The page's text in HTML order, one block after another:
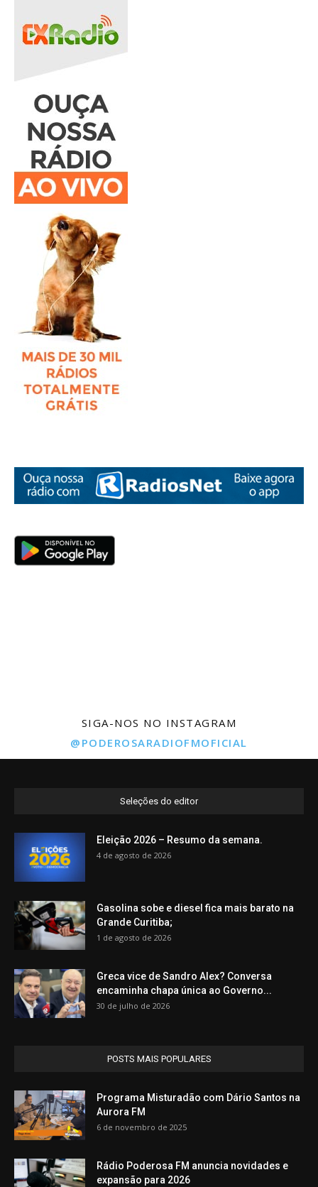
SIGA-NOS NO INSTAGRAM
@PODEROSARADIOFMOFICIAL
Seleções do editor
Eleição 2026 – Resumo da semana.
4 de agosto de 2026
Gasolina sobe e diesel fica mais barato na
Grande Curitiba;
1 de agosto de 2026
Greca vice de Sandro Alex? Conversa
encaminha chapa única ao Governo...
30 de julho de 2026
POSTS MAIS POPULARES
Programa Misturadão com Dário Santos na
Aurora FM
6 de novembro de 2025
Rádio Poderosa FM anuncia novidades e
expansão para 2026